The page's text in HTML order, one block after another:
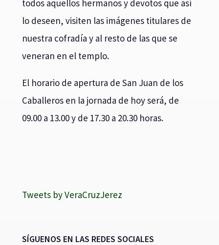
todos aquellos hermanos y devotos que así
lo deseen, visiten las imágenes titulares de
nuestra cofradía y al resto de las que se
veneran en el templo.
El horario de apertura de San Juan de los
Caballeros en la jornada de hoy será, de
09.00 a 13.00 y de 17.30 a 20.30 horas.
Tweets by VeraCruzJerez
SÍGUENOS EN LAS REDES SOCIALES